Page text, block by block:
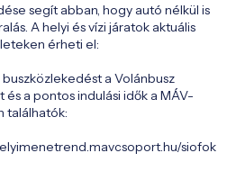
segít abban, hogy autó nélkül is
A helyi és vízi járatok aktuális
érheti el:
a Volánbusz
a pontos indulási idők a MÁV-
találhatók:
siofok